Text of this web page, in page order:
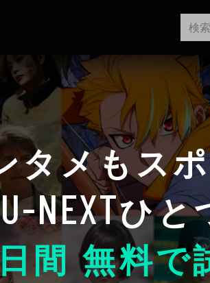
タメもス
U-NEXTひと
間 無料で